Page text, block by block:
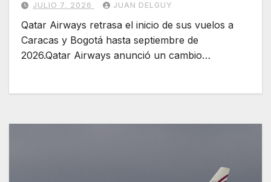
JULIO 7, 2026 JUAN DELGUY
Qatar Airways retrasa el inicio de sus vuelos a
Caracas y Bogotá hasta septiembre de
2026.Qatar Airways anunció un cambio…